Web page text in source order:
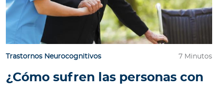
Trastornos Neurocognitivos 7 Minutos
¿Cómo sufren las personas con